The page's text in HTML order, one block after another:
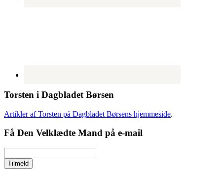
Torsten i Dagbladet Børsen
Artikler af Torsten på Dagbladet Børsens hjemmeside.
Få Den Velklædte Mand på e-mail